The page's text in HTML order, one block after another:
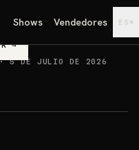
Shows Vendedores ES ▾
→
5 DE JULIO DE 2026